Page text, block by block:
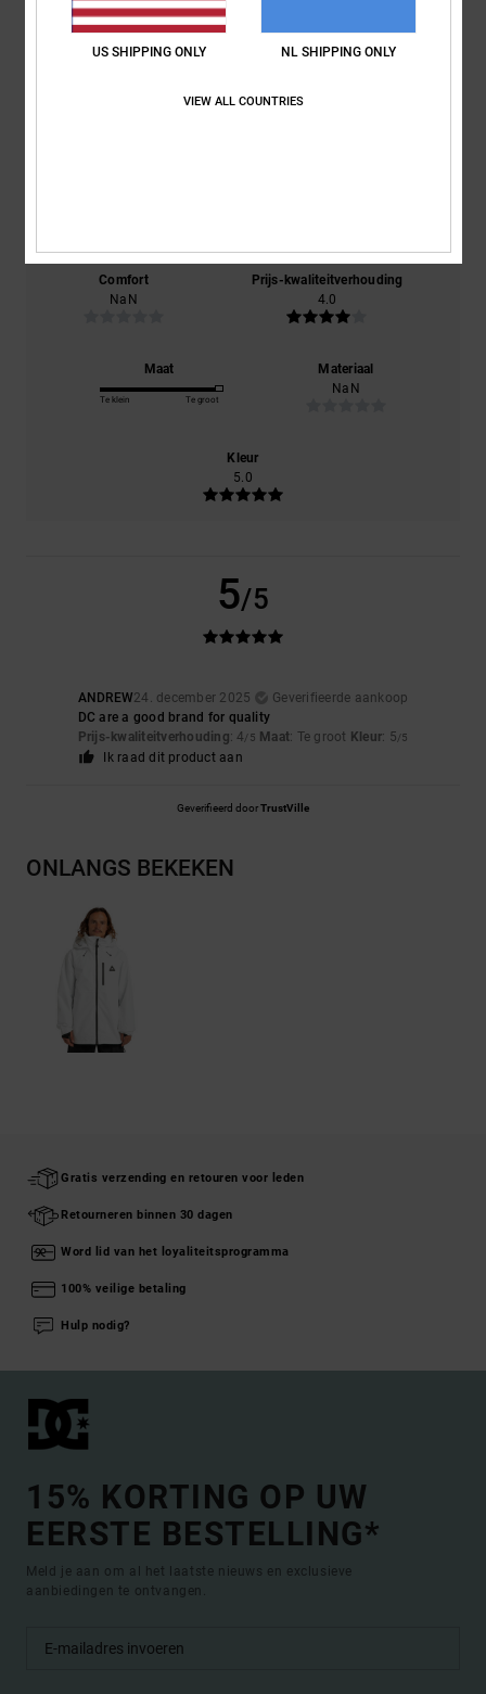
Gemiddelde score
5.0
Comfort
NaN
Prijs-kwaliteitverhouding
4.0
Maat
Te klein Te groot
Materiaal
NaN
Kleur
5.0
5/5
ANDREW24. december 2025
Geverifieerde aankoop
DC are a good brand for quality
Prijs-kwaliteitverhouding: 4/5 Maat: Te groot Kleur: 5/5
Ik raad dit product aan
Geverifieerd doorTrustVille
ONLANGS BEKEKEN
Gratis verzending en retouren voor leden
Retourneren binnen 30 dagen
Word lid van het loyaliteitsprogramma
100% veilige betaling
Hulp nodig?
15% KORTING OP UW
EERSTE BESTELLING*
Meld je aan om al het laatste nieuws en exclusieve
aanbiedingen te ontvangen.
US SHIPPING ONLY NL SHIPPING ONLY
VIEW ALL COUNTRIES